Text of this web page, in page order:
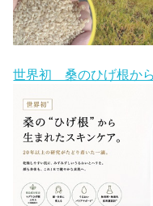
世界初 桑のひげ根か